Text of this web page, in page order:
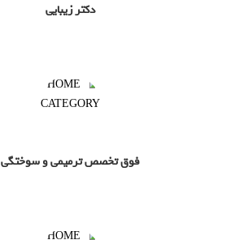
دکتر زیبایی
فوق تخصص ترمیمی و سوختگی